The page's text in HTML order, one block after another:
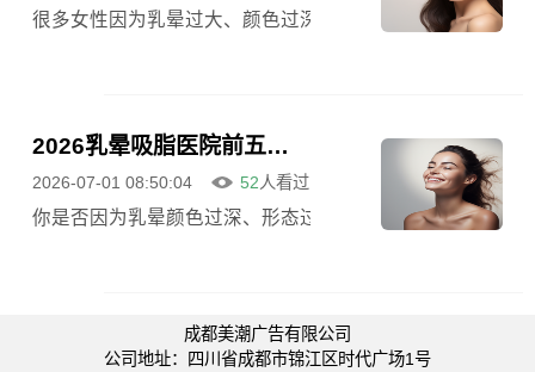
很多女性因为乳晕过大、颜色过深而深感困扰，穿贴身衣
2026乳晕吸脂医院前五强盘点：附手术价格、恢复过程及北京上海精选机构
2026-07-01 08:50:04 52人看过
你是否因为乳晕颜色过深、形态过大而感到困扰，甚至在
成都美潮广告有限公司
公司地址：四川省成都市锦江区时代广场1号